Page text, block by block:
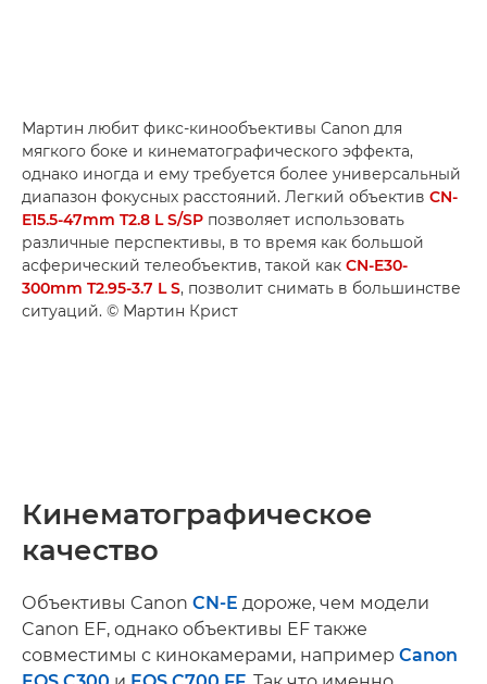
Мартин любит фикс-кинообъективы Canon для
мягкого боке и кинематографического эффекта,
однако иногда и ему требуется более универсальный
диапазон фокусных расстояний. Легкий объектив CN-
E15.5-47mm T2.8 L S/SP позволяет использовать
различные перспективы, в то время как большой
асферический телеобъектив, такой как CN-E30-
300mm T2.95-3.7 L S, позволит снимать в большинстве
ситуаций. © Мартин Крист
Кинематографическое
качество
Объективы Canon CN-E дороже, чем модели
Canon EF, однако объективы EF также
совместимы с кинокамерами, например Canon